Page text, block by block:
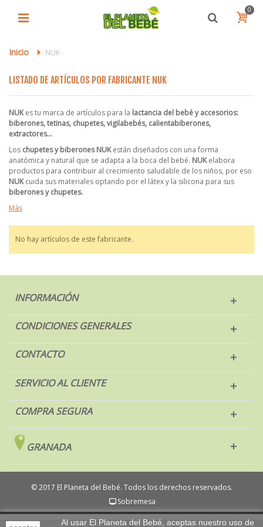
0
Inicio > NUK
LISTADO DE ARTÍCULOS POR FABRICANTE NUK
NUKes tu marca de artículos para la lactancia del bebé y accesorios:
biberones, tetinas, chupetes, vigilabebés, calientabiberones,
extractores...
Los chupetes y biberones NUKestán diseñados con una forma
anatómica y natural que se adapta a la boca del bebé. NUKelabora
productos para contribuir al crecimiento saludable de los niños, por eso
NUKcuida sus materiales optando por el látex y la silicona para sus
biberones y chupetes.
Más
No hay artículos de este fabricante.
INFORMACIÓN
CONDICIONES GENERALES
CONTACTO
SERVICIO AL CLIENTE
COMPRA SEGURA
GRANADA
Al usar El Planeta del Bebé, aceptas nuestro uso de
© 2017 El Planeta del Bebé. Todos los derechos reservados.
Sobremesa